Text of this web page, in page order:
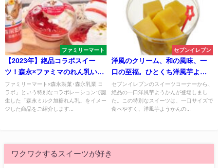
ファミリーマート
【2023年】絶品コラボスイー
ツ！森永×ファミマのれん乳いち
ごパフェが登場！
ファミリーマート×森永製菓･森永乳業 コ
ラボ」という特別なコラボレーションで誕
生した「森永ミルク加糖れん乳」をイメー
ジした商品をご紹介します...
セブンイレブン
洋風のクリーム、和の風味、一
口の至福。ひとくち洋風芋よう
かん
セブンイレブンのスイーツコーナーから、
絶品の一口洋風芋ようかんが登場しまし
た。この特別なスイーツは、一口サイズで
食べやすく、洋風芋ようかんの...
ワクワクするスイーツが好き